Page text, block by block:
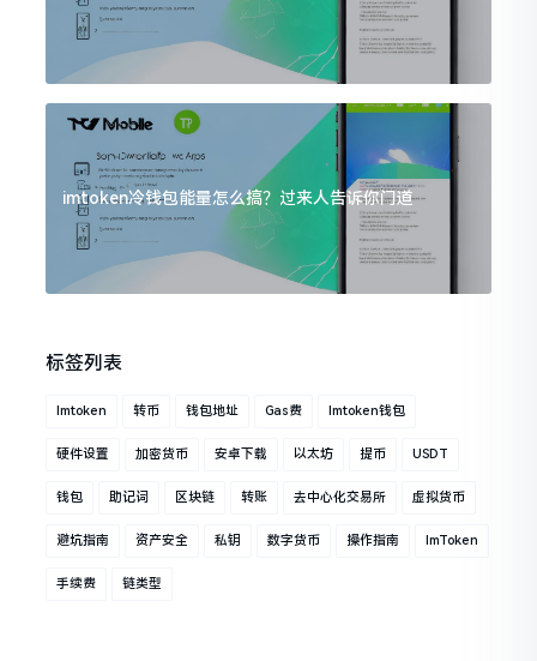
imtoken冷钱包能量怎么搞？过来人告诉你门道
标签列表
Imtoken 转币 钱包地址 Gas费 Imtoken钱包
硬件设置 加密货币 安卓下载 以太坊 提币 USDT
钱包 助记词 区块链 转账 去中心化交易所 虚拟货币
避坑指南 资产安全 私钥 数字货币 操作指南 ImToken
手续费 链类型